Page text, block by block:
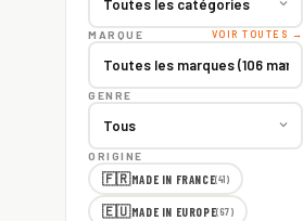
MARQUE VOIR TOUTES →
GENRE
ORIGINE
🇫🇷MADE IN FRANCE(41)
🇪🇺MADE IN EUROPE(67)